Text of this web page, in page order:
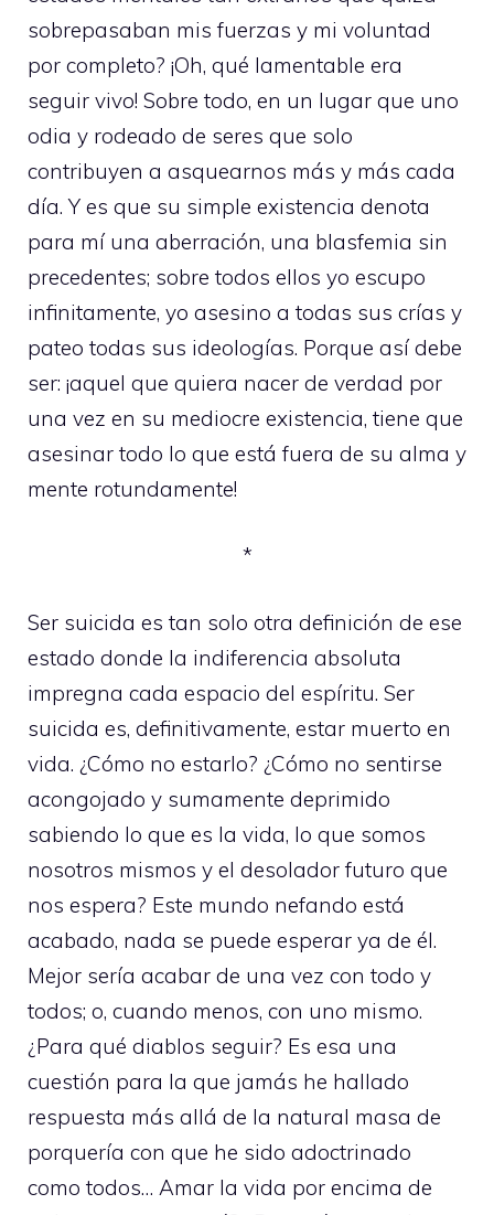
sobrepasaban mis fuerzas y mi voluntad
por completo? ¡Oh, qué lamentable era
seguir vivo! Sobre todo, en un lugar que uno
odia y rodeado de seres que solo
contribuyen a asquearnos más y más cada
día. Y es que su simple existencia denota
para mí una aberración, una blasfemia sin
precedentes; sobre todos ellos yo escupo
infinitamente, yo asesino a todas sus crías y
pateo todas sus ideologías. Porque así debe
ser: ¡aquel que quiera nacer de verdad por
una vez en su mediocre existencia, tiene que
asesinar todo lo que está fuera de su alma y
mente rotundamente!
*
Ser suicida es tan solo otra definición de ese
estado donde la indiferencia absoluta
impregna cada espacio del espíritu. Ser
suicida es, definitivamente, estar muerto en
vida. ¿Cómo no estarlo? ¿Cómo no sentirse
acongojado y sumamente deprimido
sabiendo lo que es la vida, lo que somos
nosotros mismos y el desolador futuro que
nos espera? Este mundo nefando está
acabado, nada se puede esperar ya de él.
Mejor sería acabar de una vez con todo y
todos; o, cuando menos, con uno mismo.
¿Para qué diablos seguir? Es esa una
cuestión para la que jamás he hallado
respuesta más allá de la natural masa de
porquería con que he sido adoctrinado
como todos… Amar la vida por encima de